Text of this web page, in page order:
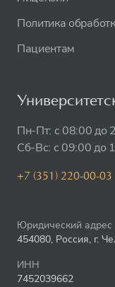
Политика
Пациентам
Пн-Пт: с 08:00 до
Сб-Вс: с 09:00 до
+7 (351) 220-00-03
Юридический адрес
454080, Россия, г.
ИНН
7452039662